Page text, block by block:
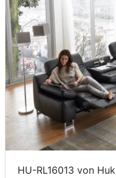
HU-RL16013 von